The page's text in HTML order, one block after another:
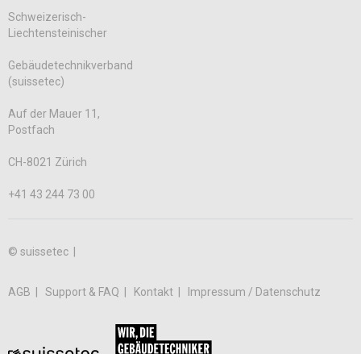
Schweizerisch-
Liechtensteinischer
Gebäudetechnikverband
(suissetec)
Auf der Mauer 11,
Postfach
CH-8021 Zürich
+41 43 244 73 00
© suissetec |
AGB Support & FAQ Kontakt Impressum / Datenschutz